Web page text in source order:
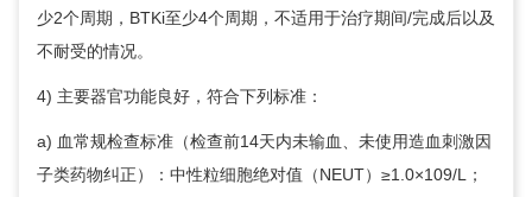
少2个周期，BTKi至少4个周期，不适用于治疗期间/完成后以及
不耐受的情况。
4) 主要器官功能良好，符合下列标准：
a) 血常规检查标准（检查前14天内未输血、未使用造血刺激因
子类药物纠正）：中性粒细胞绝对值（NEUT）≥1.0×109/L；